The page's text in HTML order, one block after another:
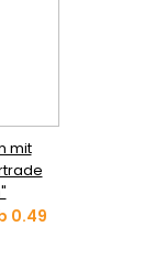
mit
0.49